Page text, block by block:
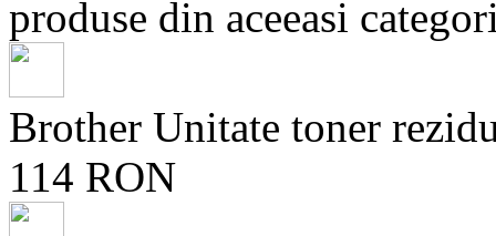
produse din aceeasi
Brother Unitate toner
114 RON